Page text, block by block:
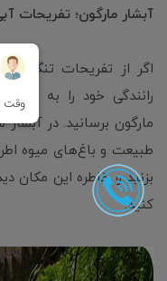
آبشار مارگون؛ تفریحات
رانندگی خود را به
مارگون برسانید. در آبشار
طبیعت و باغ‌های میوه
بزنید و خاطره این مکان
کنید.